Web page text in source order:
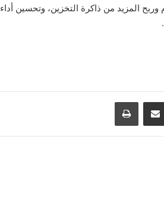
وربح المزيد من ذاكرة التخزين، وتحسين أداء
مشاركة عبر البريد طباعة